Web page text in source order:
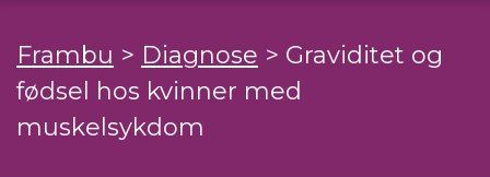
Frambu > Diagnose > Graviditet og
fødsel hos kvinner med
muskelsykdom